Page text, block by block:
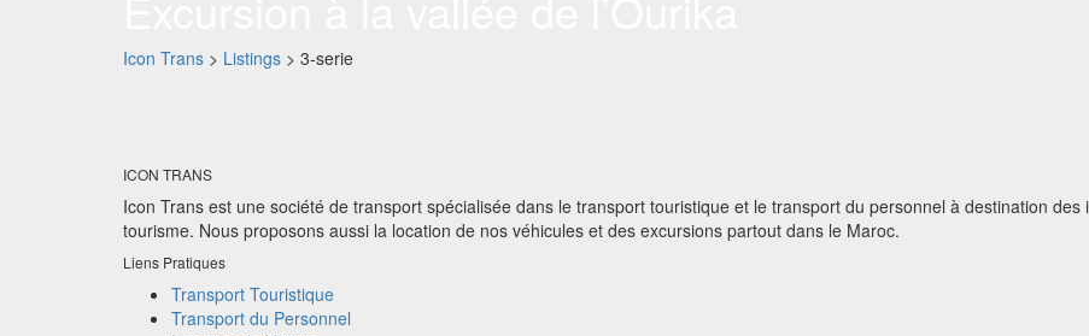
Icon Trans > Listings > 3-serie
ICON TRANS
Icon Trans est une société de transport spécialisée dans le transport touristique et le transport du personnel à destination
tourisme. Nous proposons aussi la location de nos véhicules et des excursions partout dans le Maroc.
Liens Pratiques
Transport Touristique
Transport du Personnel